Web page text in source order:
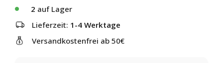
2 auf Lager
Lieferzeit: 1-4 Werktage
Versandkostenfrei ab 50€